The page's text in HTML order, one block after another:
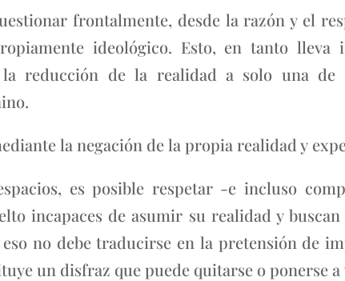
frontalmente, desde la razón y el
ideológico. Esto, en tanto lleva
reducción de la realidad a solo una de
la negación de la propia realidad y
es posible respetar -e incluso
incapaces de asumir su realidad y
no debe traducirse en la pretensión de
un disfraz que puede quitarse o ponerse